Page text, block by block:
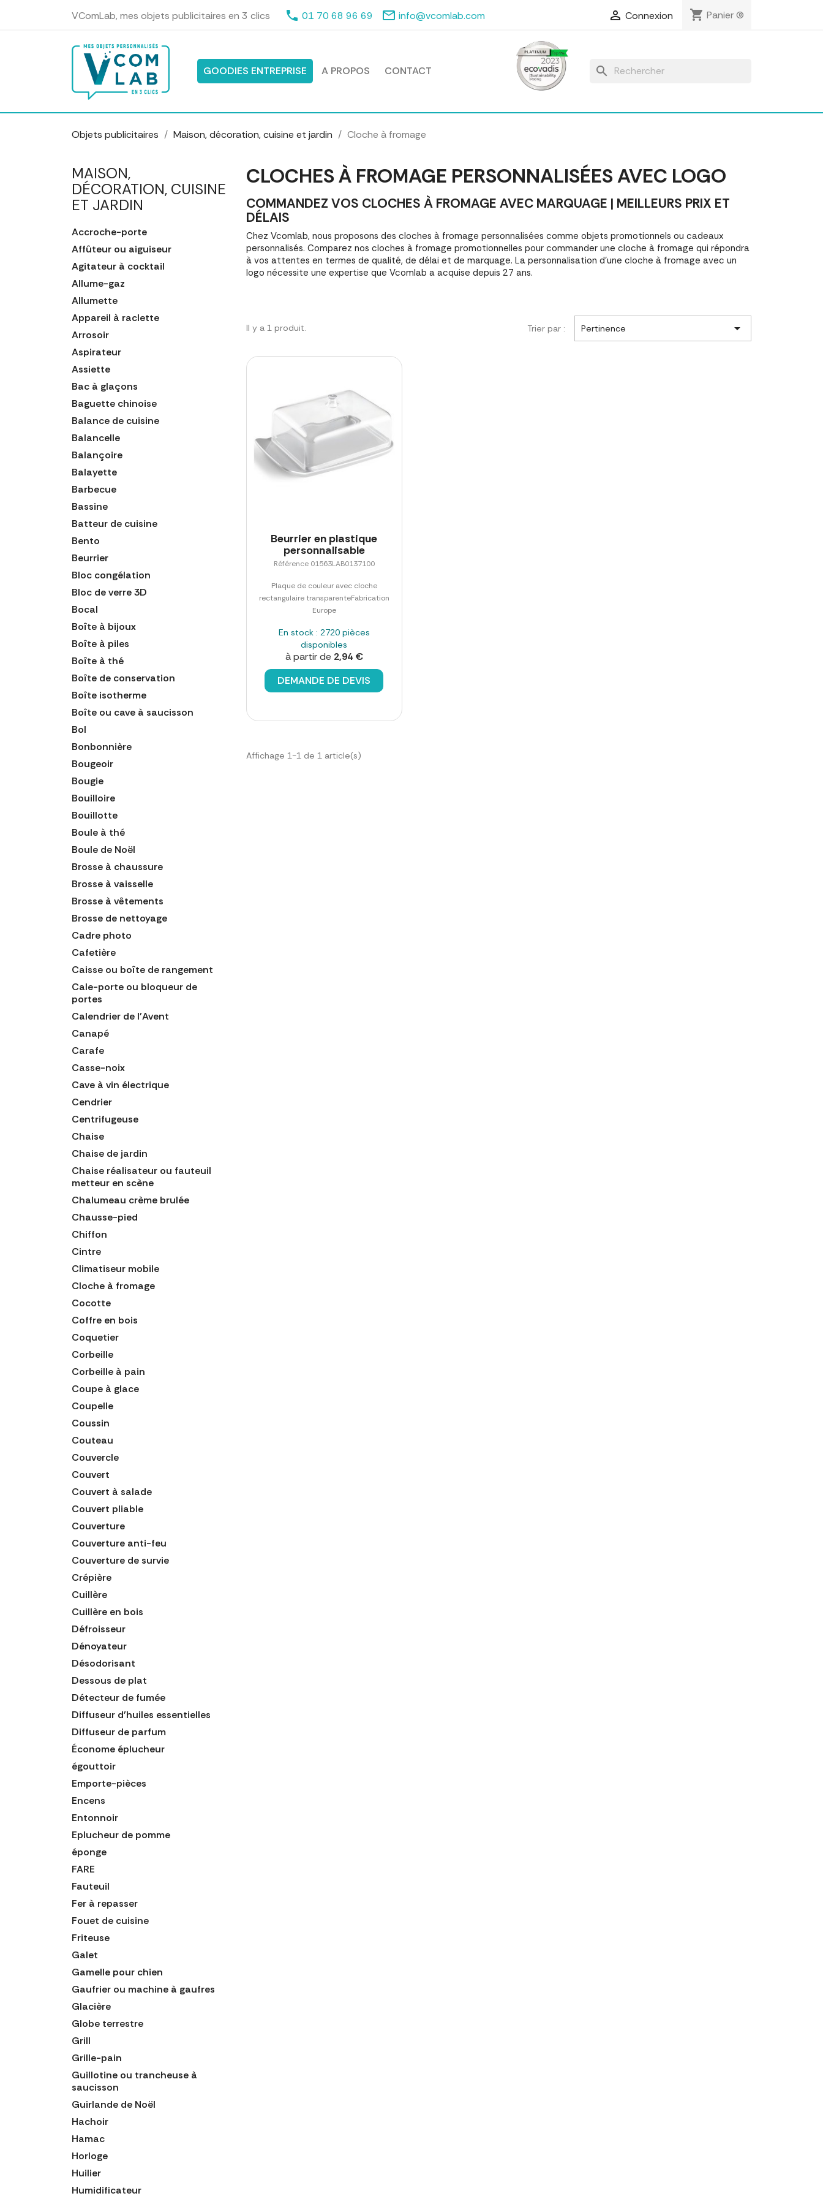
VComLab, mes objets publicitaires en 3 clics phone 01 70 68 96 69 mail_outline info@vcomlab.com  Connexion shopping_cart Panier(0)
GOODIES ENTREPRISE A PROPOS CONTACT search
Objets publicitaires Maison, décoration, cuisine et jardin Cloche à fromage
MAISON,
DÉCORATION, CUISINE
ET JARDIN
Accroche-porte
Affûteur ou aiguiseur
Agitateur à cocktail
Allume-gaz
Allumette
Appareil à raclette
Arrosoir
Aspirateur
Assiette
Bac à glaçons
Baguette chinoise
Balance de cuisine
Balancelle
Balançoire
Balayette
Barbecue
Bassine
Batteur de cuisine
Bento
Beurrier
Bloc congélation
Bloc de verre 3D
Bocal
Boîte à bijoux
Boîte à piles
Boîte à thé
Boîte de conservation
Boîte isotherme
Boîte ou cave à saucisson
Bol
Bonbonnière
Bougeoir
Bougie
Bouilloire
Bouillotte
Boule à thé
Boule de Noël
Brosse à chaussure
Brosse à vaisselle
Brosse à vêtements
Brosse de nettoyage
Cadre photo
Cafetière
Caisse ou boîte de rangement
Cale-porte ou bloqueur de
portes
Calendrier de l'Avent
Canapé
Carafe
Casse-noix
Cave à vin électrique
Cendrier
Centrifugeuse
Chaise
Chaise de jardin
Chaise réalisateur ou fauteuil
metteur en scène
Chalumeau crème brulée
Chausse-pied
Chiffon
Cintre
Climatiseur mobile
Cloche à fromage
Cocotte
Coffre en bois
Coquetier
Corbeille
Corbeille à pain
Coupe à glace
Coupelle
Coussin
Couteau
Couvercle
Couvert
Couvert à salade
Couvert pliable
Couverture
Couverture anti-feu
Couverture de survie
Crépière
Cuillère
Cuillère en bois
Défroisseur
Dénoyateur
Désodorisant
Dessous de plat
Détecteur de fumée
Diffuseur d'huiles essentielles
Diffuseur de parfum
Économe éplucheur
égouttoir
Emporte-pièces
Encens
Entonnoir
Eplucheur de pomme
éponge
FARE
Fauteuil
Fer à repasser
Fouet de cuisine
Friteuse
Galet
Gamelle pour chien
Gaufrier ou machine à gaufres
Glacière
Globe terrestre
Grill
Grille-pain
Guillotine ou trancheuse à
saucisson
Guirlande de Noël
Hachoir
Hamac
Horloge
Huilier
Humidificateur
CLOCHES À FROMAGE PERSONNALISÉES AVEC LOGO
COMMANDEZ VOS CLOCHES À FROMAGE AVEC MARQUAGE | MEILLEURS PRIX ET
DÉLAIS
Chez Vcomlab, nous proposons des cloches à fromage personnalisées comme objets promotionnels ou cadeaux
personnalisés. Comparez nos cloches à fromage promotionnelles pour commander une cloche à fromage qui répondra
à vos attentes en termes de qualité, de délai et de marquage. La personnalisation d'une cloche à fromage avec un
logo nécessite une expertise que Vcomlab a acquise depuis 27 ans.
Il y a 1 produit. Trier par : Pertinence 
Beurrier en plastique
personnalisable
Référence 01563LAB0137100
Plaque de couleur avec cloche
rectangulaire transparenteFabrication
Europe
En stock : 2720 pièces
disponibles
à partir de 2,94 €
DEMANDE DE DEVIS
Affichage 1-1 de 1 article(s)